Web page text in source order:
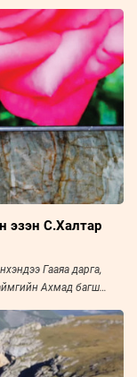
эзэн С.Халтар
Гааяа дарга,
Ахмад багш
урьж, ярилцлаа. Эрч
нийгэм, эдийн
харагдана.